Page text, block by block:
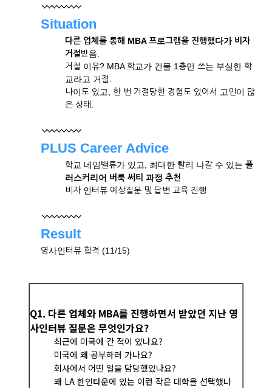
Situation
다른 업체를 통해 MBA 프로그램을 진행했다가 비자
거절받음.
거절 이유? MBA 학교가 건물 1층만 쓰는 부실한 학
교라고 거절.
나이도 있고, 한 번 거절당한 경험도 있어서 고민이 많
은 상태.
PLUS Career Advice
학교 네임밸류가 있고, 최대한 빨리 나갈 수 있는 플
러스커리어 버룩 써티 과정 추천
비자 인터뷰 예상질문 및 답변 교육 진행
Result
영사인터뷰 합격 (11/15)
Q1. 다른 업체와 MBA를 진행하면서 받았던 지난 영
사인터뷰 질문은 무엇인가요?
최근에 미국에 간 적이 있나요?
미국에 왜 공부하러 가나요?
회사에서 어떤 일을 담당했었나요?
왜 LA 한인타운에 있는 이런 작은 대학을 선택했나